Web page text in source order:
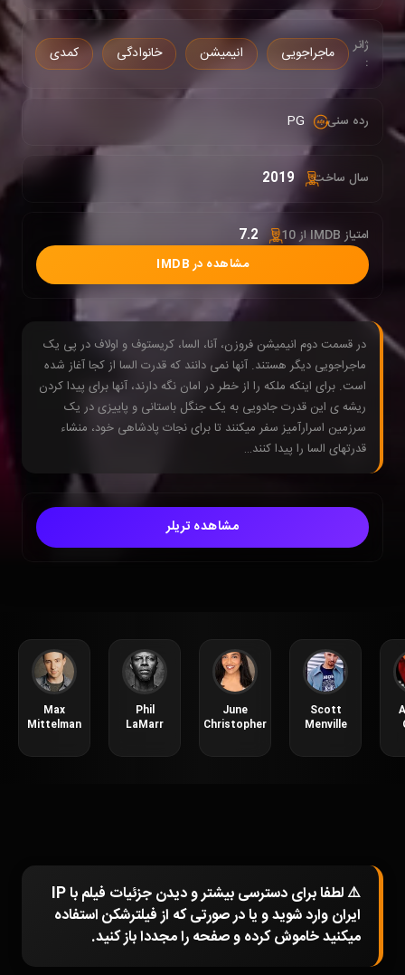
ژانر
:
ماجراجویی انیمیشن خانوادگی کمدی
رده سنی : PG
سال ساخت: 2019
امتیاز IMDB از 10 : 7.2
مشاهده در IMDB
در قسمت دوم انیمیشن فروزن، آنا، السا، کریستوف و اولاف در پی یک
ماجراجویی دیگر هستند. آنها نمی دانند که قدرت السا از کجا آغاز شده
است. برای اینکه ملکه را از خطر در امان نگه دارند، آنها برای پیدا کردن
ریشه ی این قدرت جادویی به یک جنگل باستانی و پاییزی در یک
سرزمین اسرارآمیز سفر میکنند تا برای نجات پادشاهی خود، منشاء
قدرتهای السا را پیدا کنند…
مشاهده تریلر
Max
Mittelman
Phil
LaMarr
June
Christopher
Scott
Menville
⚠️ لطفا برای دسترسی بیشتر و دیدن جزئیات فیلم با IP
ایران وارد شوید و یا در صورتی که از فیلترشکن استفاده
میکنید خاموش کرده و صفحه را مجددا باز کنید.